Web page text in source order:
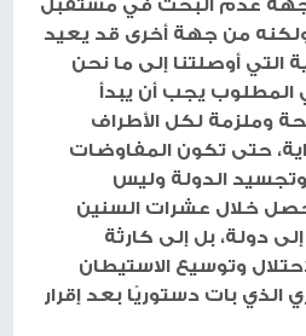
من جهة أخرى قد يعيد
التي أوصلتنا إلى ما نحن
المطلوب يجب أن يبدأ
وملزمة لكل الأطراف
حتى تكون المفاوضات
وتجسيد الدولة وليس
خلال عشرات السنين
دولة، بل إلى كارثة
وتوسيع الاستيطان
بات دستوريًا بعد إقرار